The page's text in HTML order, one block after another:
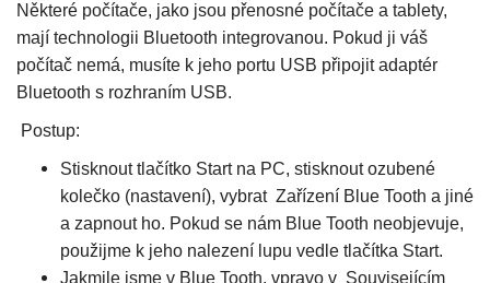
Některé počítače, jako jsou přenosné počítače a tablety,
mají technologii Bluetooth integrovanou. Pokud ji váš
počítač nemá, musíte k jeho portu USB připojit adaptér
Bluetooth s rozhraním USB.
Postup:
Stisknout tlačítko Start na PC, stisknout ozubené
kolečko (nastavení), vybrat Zařízení Blue Tooth a jiné
a zapnout ho. Pokud se nám Blue Tooth neobjevuje,
použijme k jeho nalezení lupu vedle tlačítka Start.
Jakmile jsme v Blue Tooth, vpravo v Souvisejícím